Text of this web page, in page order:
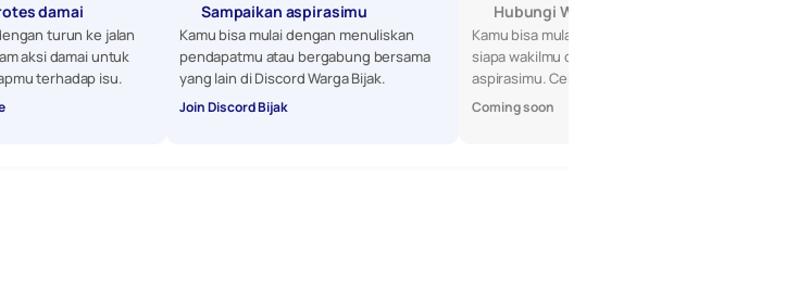
damai
turun ke jalan
aksi damai untuk
terhadap isu.
Sampaikan aspirasimu
Kamu bisa mulai dengan menuliskan
pendapatmu atau bergabung bersama
yang lain di Discord Warga Bijak.
Join Discord Bijak
Hubungi Wakilmu di DPR
Kamu bisa mulai dengan mencari tahu
siapa wakilmu di DPR, lalu sampaikan
aspirasimu. Cek profil mereka di sini!
Coming soon